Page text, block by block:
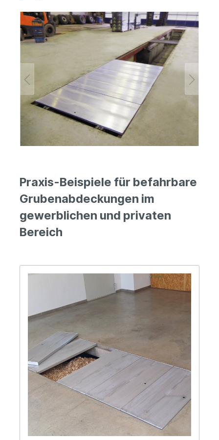
Praxis-Beispiele für befahrbare
Grubenabdeckungen im
gewerblichen und privaten
Bereich